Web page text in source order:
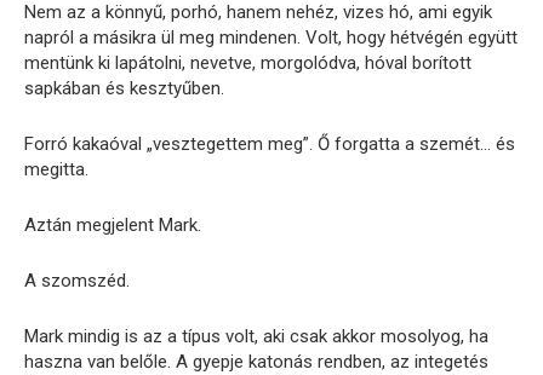
Nem az a könnyű, porhó, hanem nehéz, vizes hó, ami egyik
napról a másikra ül meg mindenen. Volt, hogy hétvégén együtt
mentünk ki lapátolni, nevetve, morgolódva, hóval borított
sapkában és kesztyűben.
Forró kakaóval „vesztegettem meg”. Ő forgatta a szemét… és
megitta.
Aztán megjelent Mark.
A szomszéd.
Mark mindig is az a típus volt, aki csak akkor mosolyog, ha
haszna van belőle. A gyepje katonás rendben, az integetés